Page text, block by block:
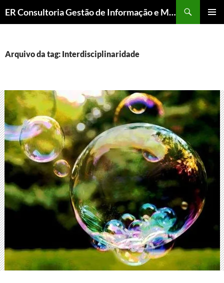
ER Consultoria Gestão de Informação e Memória Institucional
CONTEÚDO
Arquivo da tag: Interdisciplinaridade